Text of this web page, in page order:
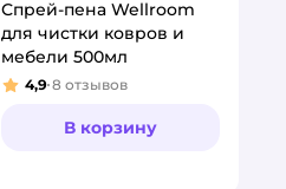
Спрей-пена Wellroom
для чистки ковров и
мебели 500мл
Рейтинг:
4,9 8 отзывов
В корзину